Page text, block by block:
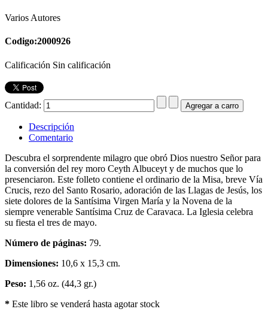
Varios Autores
Codigo:2000926
Calificación Sin calificación
Cantidad:
Descripción
Comentario
Descubra el sorprendente milagro que obró Dios nuestro Señor para
la conversión del rey moro Ceyth Albuceyt y de muchos que lo
presenciaron. Este folleto contiene el ordinario de la Misa, breve Vía
Crucis, rezo del Santo Rosario, adoración de las Llagas de Jesús, los
siete dolores de la Santísima Virgen María y la Novena de la
siempre venerable Santísima Cruz de Caravaca. La Iglesia celebra
su fiesta el tres de mayo.
Número de páginas: 79.
Dimensiones: 10,6 x 15,3 cm.
Peso: 1,56 oz. (44,3 gr.)
* Este libro se venderá hasta agotar stock